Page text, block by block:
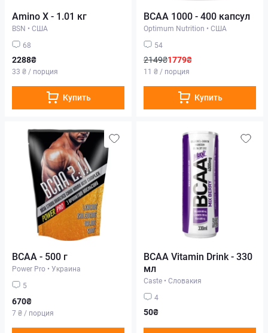
Amino X - 1.01 кг
BSN • США
68
2288₴
33 ₴ / порция
Купить
BCAA 1000 - 400 капсул
Optimum Nutrition • США
54
2149₴1779₴
11 ₴ / порция
Купить
BCAA - 500 г
Power Pro • Украина
5
670₴
7 ₴ / порция
BCAA Vitamin Drink - 330
мл
Caste • Словакия
4
50₴